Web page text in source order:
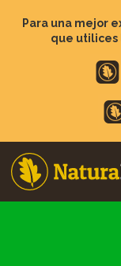
contenido
Para una mejor
que utilices